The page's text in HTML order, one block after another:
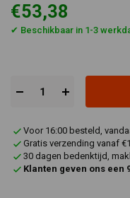
€53,38
✔ Beschikbaar in 1-3
Voor 16:00 besteld,
Gratis verzending vanaf
30 dagen bedenktijd,
Klanten geven ons een